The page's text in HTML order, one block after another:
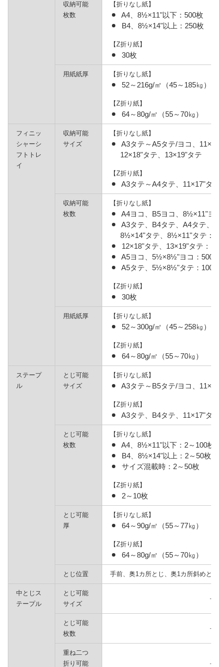
収納可能
枚数
【折りなし紙】
A4、8½×11"以下：500枚
B4、8½×14"以上：250枚
【Z折り紙】
30枚
用紙紙厚 【折りなし紙】
52～216g/㎡（45～185㎏）
【Z折り紙】
64～80g/㎡（55～70㎏）
フィニッ
シャーシ
フトトレ
イ
収納可能
サイズ
【折りなし紙】
A3タテ～A5タテ/ヨコ、
12×18"タテ、13×19"タテ
【Z折り紙】
A3タテ～A4タテ、11×17"タ
収納可能
枚数
【折りなし紙】
A4ヨコ、B5ヨコ、8½×11"ヨ
A3タテ、B4タテ、A4タテ、
8½×14"タテ、8½×11"タテ：
12×18"タテ、13×19"タテ：
A5ヨコ、5½×8½"ヨコ：500
A5タテ、5½×8½"タテ：100
【Z折り紙】
30枚
用紙紙厚 【折りなし紙】
52～300g/㎡（45～258㎏）
【Z折り紙】
64～80g/㎡（55～70㎏）
ステープ
ル
とじ可能
サイズ
【折りなし紙】
A3タテ～B5タテ/ヨコ、
【Z折り紙】
A3タテ、B4タテ、11×17"タ
とじ可能
枚数
【折りなし紙】
A4、8½×11"以下：2～100枚
B4、8½×14"以上：2～50枚
サイズ混載時：2～50枚
【Z折り紙】
2～10枚
とじ可能
厚
【折りなし紙】
64～90g/㎡（55～77㎏）
【Z折り紙】
64～80g/㎡（55～70㎏）
とじ位置 手前、奥1カ所とじ、奥1カ所斜めと
中とじス
テープル
とじ可能
サイズ
－
とじ可能
枚数
－
重ね二つ
折り可能
－